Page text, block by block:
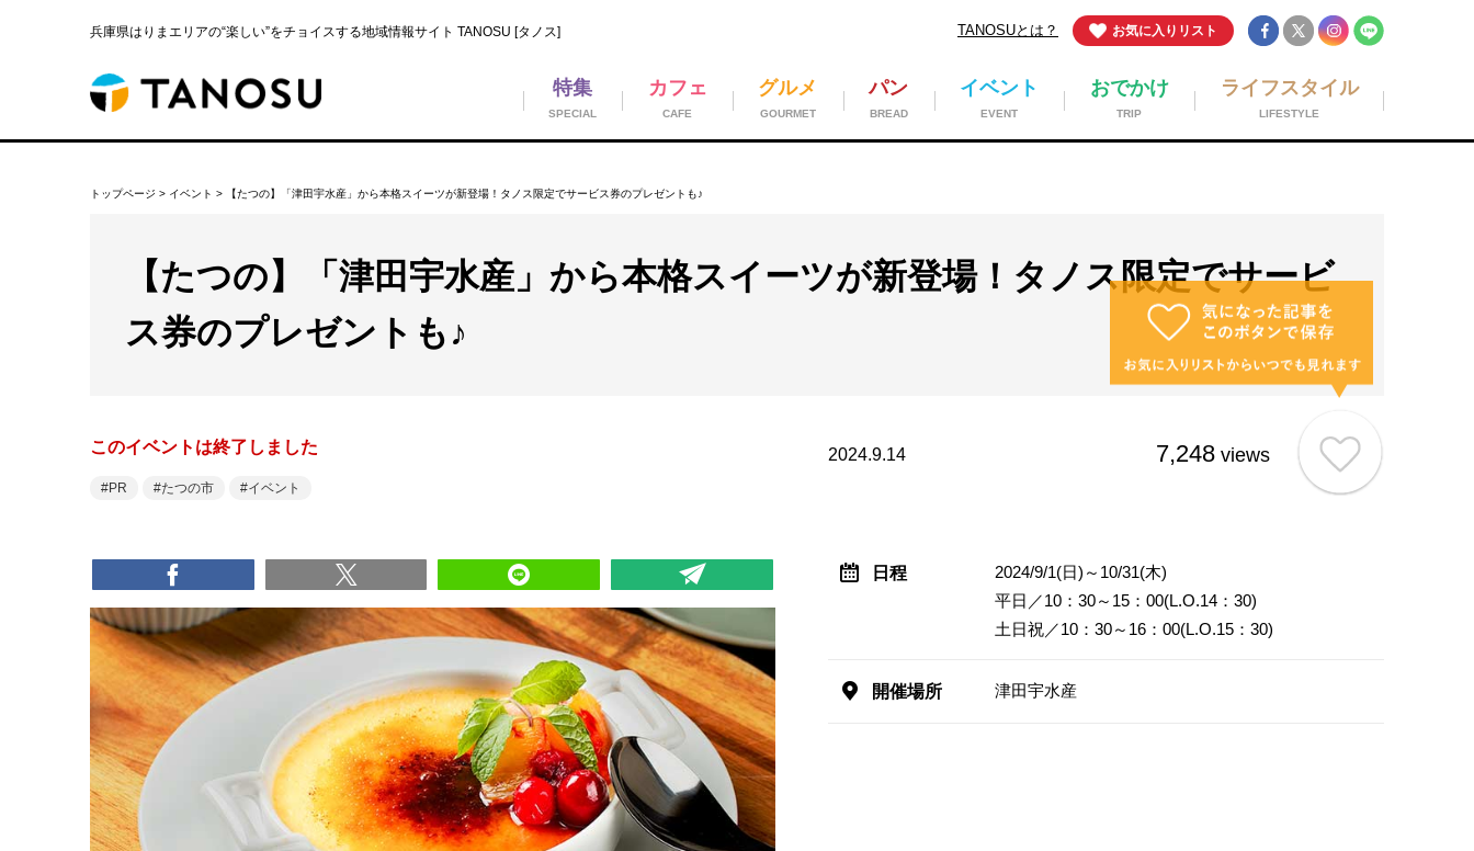
兵庫県はりまエリアの“楽しい”をチョイスする地域情報サイト TANOSU [タノス] お気に入りリスト
TANOSUとは？
ライフスタイル
LIFESTYLE
おでかけ
TRIP
イベント
EVENT
パン
BREAD
グルメ
GOURMET
カフェ
CAFE
特集
SPECIAL
トップページ > イベント > 【たつの】「津田宇水産」から本格スイーツが新登場！タノス限定でサービス券のプレゼントも♪
【たつの】「津田宇水産」から本格スイーツが新登場！タノス限定でサービ
ス券のプレゼントも♪
このイベントは終了しました
PR たつの市 イベント
2024.9.14 7,248 views
日程
2024/9/1(日)～10/31(木)
平日／10：30～15：00(L.O.14：30)
土日祝／10：30～16：00(L.O.15：30)
開催場所 津田宇水産